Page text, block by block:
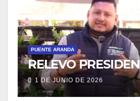
PUENTE ARANDA SOCIAL
INTERVENCIÓN
INSTITUCIONAL AL
COMUNEROS
8 DE ABRIL DE 2026